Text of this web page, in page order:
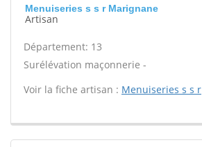
Menuiseries s s r Marignane
Artisan
Département: 13
Surélévation maçonnerie -
Voir la fiche artisan : Menuiseries s s r